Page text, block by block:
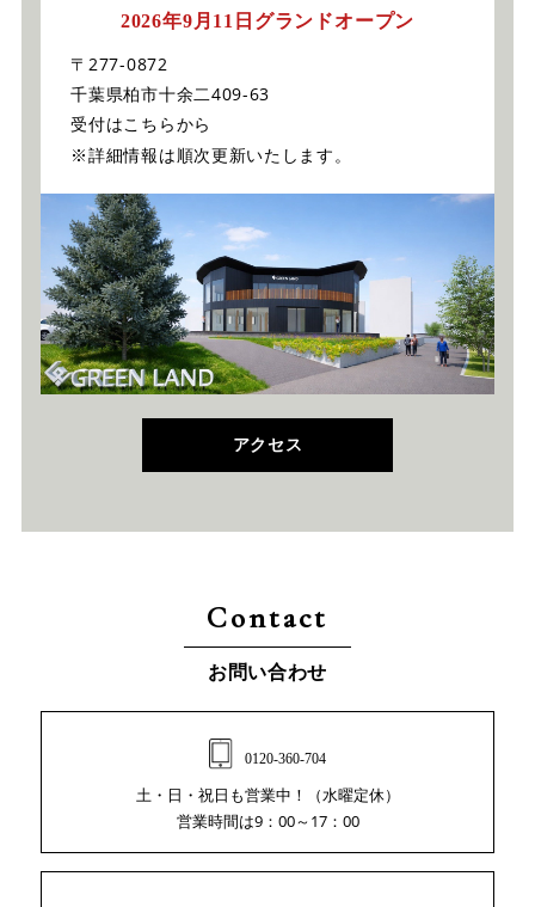
2026年9月11日グランドオープン
〒277-0872
千葉県柏市十余二409-63
受付はこちらから
※詳細情報は順次更新いたします。
アクセス
Contact
お問い合わせ
0120-360-704
土・日・祝日も営業中！（水曜定休）
営業時間は9：00～17：00